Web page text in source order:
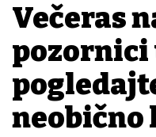
Večeras
pozornici
neobično